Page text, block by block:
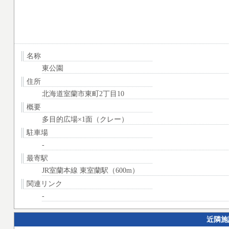
名称
東公園
住所
北海道室蘭市東町2丁目10
概要
多目的広場×1面（クレー）
駐車場
-
最寄駅
JR室蘭本線 東室蘭駅（600m）
関連リンク
-
近隣